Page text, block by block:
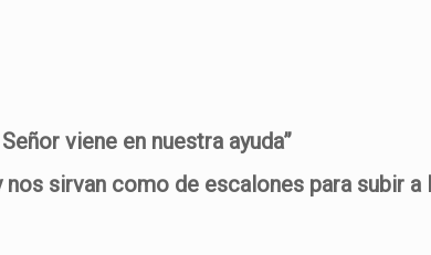
viene en nuestra ayuda”
sirvan como de escalones para subir a